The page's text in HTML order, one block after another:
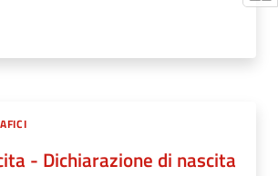
- Dichiarazione di nascita